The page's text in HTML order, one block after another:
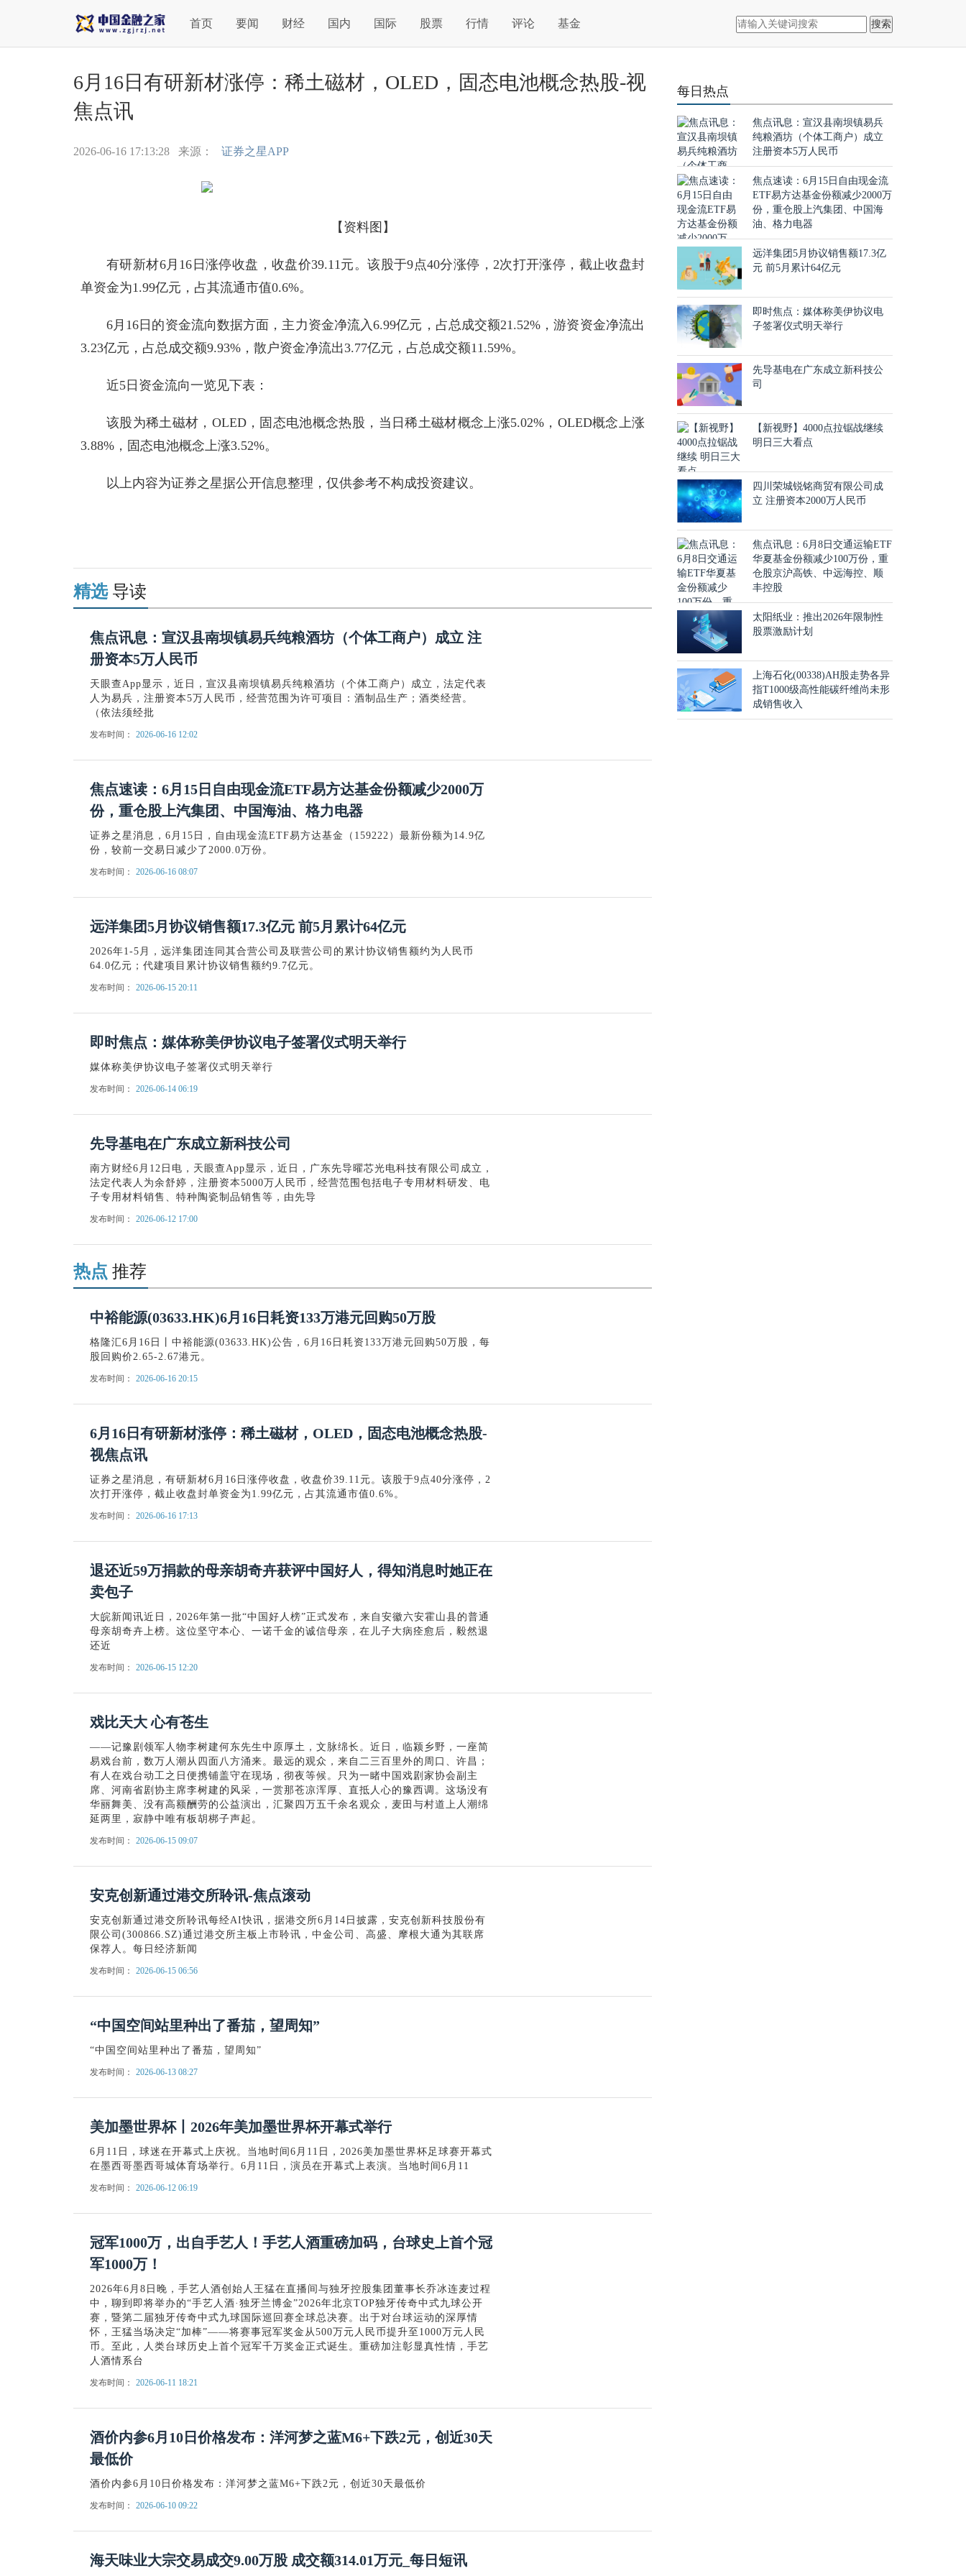
首页 要闻 财经 国内 国际 股票 行情 评论 基金 搜索
6月16日有研新材涨停：稀土磁材，OLED，固态电池概念热股-视
焦点讯
2026-06-16 17:13:28 来源： 证券之星APP
【资料图】
有研新材6月16日涨停收盘，收盘价39.11元。该股于9点40分涨停，2次打开涨停，截止收盘封
单资金为1.99亿元，占其流通市值0.6%。
6月16日的资金流向数据方面，主力资金净流入6.99亿元，占总成交额21.52%，游资资金净流出
3.23亿元，占总成交额9.93%，散户资金净流出3.77亿元，占总成交额11.59%。
近5日资金流向一览见下表：
该股为稀土磁材，OLED，固态电池概念热股，当日稀土磁材概念上涨5.02%，OLED概念上涨
3.88%，固态电池概念上涨3.52%。
以上内容为证券之星据公开信息整理，仅供参考不构成投资建议。
精选导读
焦点讯息：宣汉县南坝镇易兵纯粮酒坊（个体工商户）成立 注
册资本5万人民币
天眼查App显示，近日，宣汉县南坝镇易兵纯粮酒坊（个体工商户）成立，法定代表
人为易兵，注册资本5万人民币，经营范围为许可项目：酒制品生产；酒类经营。
（依法须经批
发布时间： 2026-06-16 12:02
焦点速读：6月15日自由现金流ETF易方达基金份额减少2000万
份，重仓股上汽集团、中国海油、格力电器
证券之星消息，6月15日，自由现金流ETF易方达基金（159222）最新份额为14.9亿
份，较前一交易日减少了2000.0万份。
发布时间： 2026-06-16 08:07
远洋集团5月协议销售额17.3亿元 前5月累计64亿元
2026年1-5月，远洋集团连同其合营公司及联营公司的累计协议销售额约为人民币
64.0亿元；代建项目累计协议销售额约9.7亿元。
发布时间： 2026-06-15 20:11
即时焦点：媒体称美伊协议电子签署仪式明天举行
媒体称美伊协议电子签署仪式明天举行
发布时间： 2026-06-14 06:19
先导基电在广东成立新科技公司
南方财经6月12日电，天眼查App显示，近日，广东先导曜芯光电科技有限公司成立，
法定代表人为余舒婷，注册资本5000万人民币，经营范围包括电子专用材料研发、电
子专用材料销售、特种陶瓷制品销售等，由先导
发布时间： 2026-06-12 17:00
热点 推荐
中裕能源(03633.HK)6月16日耗资133万港元回购50万股
格隆汇6月16日丨中裕能源(03633.HK)公告，6月16日耗资133万港元回购50万股，每
股回购价2.65-2.67港元。
发布时间： 2026-06-16 20:15
6月16日有研新材涨停：稀土磁材，OLED，固态电池概念热股-
视焦点讯
证券之星消息，有研新材6月16日涨停收盘，收盘价39.11元。该股于9点40分涨停，2
次打开涨停，截止收盘封单资金为1.99亿元，占其流通市值0.6%。
发布时间： 2026-06-16 17:13
退还近59万捐款的母亲胡奇卉获评中国好人，得知消息时她正在
卖包子
大皖新闻讯近日，2026年第一批“中国好人榜”正式发布，来自安徽六安霍山县的普通
母亲胡奇卉上榜。这位坚守本心、一诺千金的诚信母亲，在儿子大病痊愈后，毅然退
还近
发布时间： 2026-06-15 12:20
戏比天大 心有苍生
——记豫剧领军人物李树建何东先生中原厚土，文脉绵长。近日，临颍乡野，一座简
易戏台前，数万人潮从四面八方涌来。最远的观众，来自二三百里外的周口、许昌；
有人在戏台动工之日便携铺盖守在现场，彻夜等候。只为一睹中国戏剧家协会副主
席、河南省剧协主席李树建的风采，一赏那苍凉浑厚、直抵人心的豫西调。这场没有
华丽舞美、没有高额酬劳的公益演出，汇聚四万五千余名观众，麦田与村道上人潮绵
延两里，寂静中唯有板胡梆子声起。
发布时间： 2026-06-15 09:07
安克创新通过港交所聆讯-焦点滚动
安克创新通过港交所聆讯每经AI快讯，据港交所6月14日披露，安克创新科技股份有
限公司(300866.SZ)通过港交所主板上市聆讯，中金公司、高盛、摩根大通为其联席
保荐人。每日经济新闻
发布时间： 2026-06-15 06:56
“中国空间站里种出了番茄，望周知”
“中国空间站里种出了番茄，望周知”
发布时间： 2026-06-13 08:27
美加墨世界杯丨2026年美加墨世界杯开幕式举行
6月11日，球迷在开幕式上庆祝。当地时间6月11日，2026美加墨世界杯足球赛开幕式
在墨西哥墨西哥城体育场举行。6月11日，演员在开幕式上表演。当地时间6月11
发布时间： 2026-06-12 06:19
冠军1000万，出自手艺人！手艺人酒重磅加码，台球史上首个冠
军1000万！
2026年6月8日晚，手艺人酒创始人王猛在直播间与独牙控股集团董事长乔冰连麦过程
中，聊到即将举办的“手艺人酒·独牙兰博金”2026年北京TOP独牙传奇中式九球公开
赛，暨第二届独牙传奇中式九球国际巡回赛全球总决赛。出于对台球运动的深厚情
怀，王猛当场决定“加棒”——将赛事冠军奖金从500万元人民币提升至1000万元人民
币。至此，人类台球历史上首个冠军千万奖金正式诞生。重磅加注彰显真性情，手艺
人酒情系台
发布时间： 2026-06-11 18:21
酒价内参6月10日价格发布：洋河梦之蓝M6+下跌2元，创近30天
最低价
酒价内参6月10日价格发布：洋河梦之蓝M6+下跌2元，创近30天最低价
发布时间： 2026-06-10 09:22
海天味业大宗交易成交9.00万股 成交额314.01万元_每日短讯
每日热点
焦点讯息：宣汉县南坝镇易兵
纯粮酒坊（个体工商户）成立
注册资本5万人民币
焦点速读：6月15日自由现金流
ETF易方达基金份额减少2000万
份，重仓股上汽集团、中国海
油、格力电器
远洋集团5月协议销售额17.3亿
元 前5月累计64亿元
即时焦点：媒体称美伊协议电
子签署仪式明天举行
先导基电在广东成立新科技公
司
【新视野】4000点拉锯战继续
明日三大看点
四川荣城锐铭商贸有限公司成
立 注册资本2000万人民币
焦点讯息：6月8日交通运输ETF
华夏基金份额减少100万份，重
仓股京沪高铁、中远海控、顺
丰控股
太阳纸业：推出2026年限制性
股票激励计划
上海石化(00338)AH股走势各异
指T1000级高性能碳纤维尚未形
成销售收入